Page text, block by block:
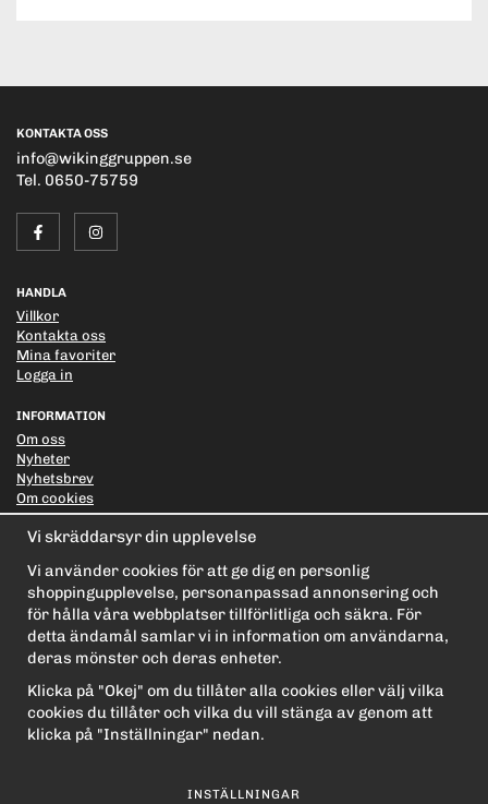
KONTAKTA OSS
info@wikinggruppen.se
Tel. 0650-75759
HANDLA
Villkor
Kontakta oss
Mina favoriter
Logga in
INFORMATION
Om oss
Nyheter
Nyhetsbrev
Om cookies
PRENUMERERA PÅ NYHETSBREVET FÖR VÅRA BÄSTA
E-
postadress
De uppgifter du matar in kommer endast användas till våra nyhetsbrev.
Vi skräddarsyr din upplevelse
Vi använder cookies för att ge dig en personlig
shoppingupplevelse, personanpassad annonsering och
för hålla våra webbplatser tillförlitliga och säkra. För
detta ändamål samlar vi in information om användarna,
deras mönster och deras enheter.
Klicka på "Okej" om du tillåter alla cookies eller välj vilka
cookies du tillåter och vilka du vill stänga av genom att
klicka på "Inställningar" nedan.
INSTÄLLNINGAR